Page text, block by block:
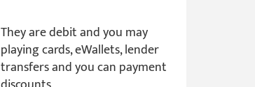
They are debit and you may
playing cards, eWallets, lender
transfers and you can payment